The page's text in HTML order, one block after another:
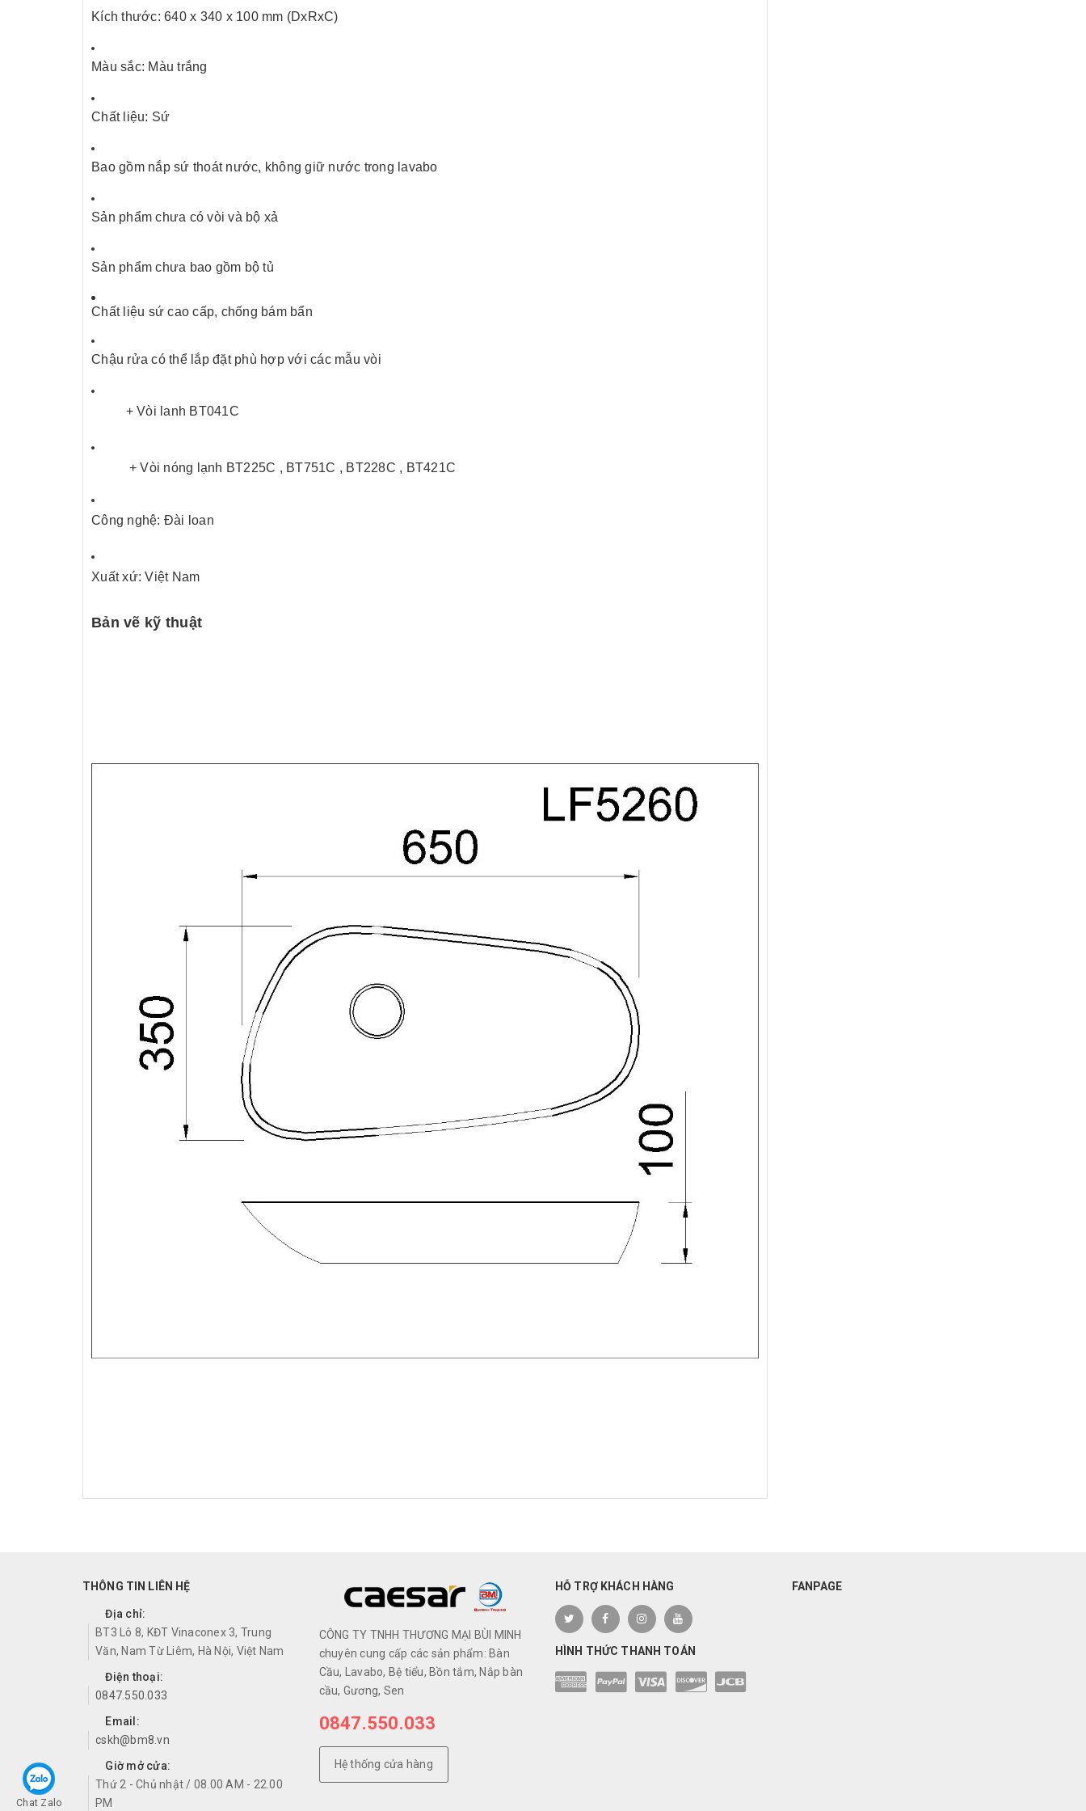
Kích thước: 640 x 340 x 100 mm (DxRxC)
Màu sắc: Màu trắng
Chất liệu: Sứ
Bao gồm nắp sứ thoát nước, không giữ nước trong lavabo
Sản phẩm chưa có vòi và bộ xả
Sản phẩm chưa bao gồm bộ tủ
Chất liệu sứ cao cấp, chống bám bẩn
Chậu rửa có thể lắp đặt phù hợp với các mẫu vòi
+ Vòi lanh BT041C
+ Vòi nóng lạnh BT225C , BT751C , BT228C , BT421C
Công nghệ: Đài loan
Xuất xứ: Việt Nam
Bản vẽ kỹ thuật
THÔNG TIN LIÊN HỆ
Địa chỉ:
BT3 Lô 8, KĐT Vinaconex 3, Trung
Văn, Nam Từ Liêm, Hà Nội, Việt Nam
Điện thoại:
0847.550.033
Email:
cskh@bm8.vn
Giờ mở cửa:
Thứ 2 - Chủ nhật / 08.00 AM - 22.00
PM
CÔNG TY TNHH THƯƠNG MẠI BÙI MINH
chuyên cung cấp các sản phẩm: Bàn
Cầu, Lavabo, Bệ tiểu, Bồn tắm, Nắp bàn
cầu, Gương, Sen
0847.550.033
Hệ thống cửa hàng
HỖ TRỢ KHÁCH HÀNG
HÌNH THỨC THANH TOÁN
FANPAGE
Chat Zalo